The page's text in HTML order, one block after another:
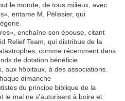
le monde, de tous milieux, avec
entame M. Pélissier, qui
enchaîne son épouse, citant
Relief Team, qui distribue de la
comme récemment dans
de dotation bénéficie
aux hôpitaux, à des associations.
dimanche
du principe biblique de la
le mal ne s’autorisent à boire et